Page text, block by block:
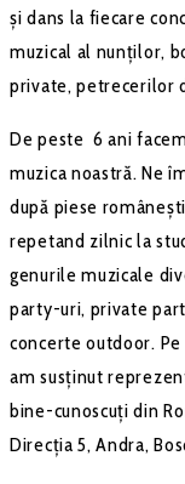
și dans la fiecare
muzical al nunților,
private, petrecerilor
De peste 6 ani
muzica noastră. Ne
după piese
repetand zilnic la
genurile muzicale
party-uri, private
concerte outdoor.
am susținut
bine-cunoscuți din
Direcția 5, Andra,